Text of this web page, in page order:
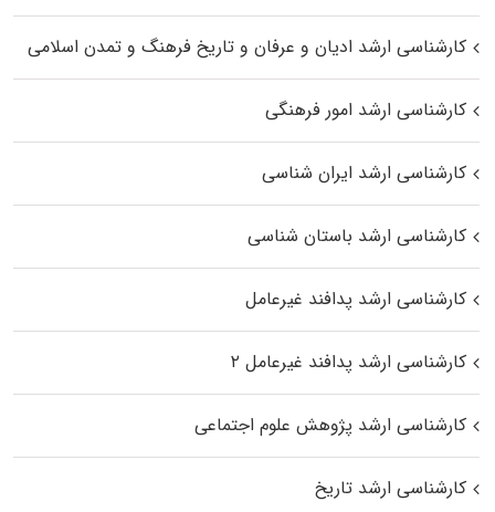
کارشناسی ارشد ادیان و عرفان و تاریخ فرهنگ و تمدن اسلامی
کارشناسی ارشد امور فرهنگی
کارشناسی ارشد ایران شناسی
کارشناسی ارشد باستان شناسی
کارشناسی ارشد پدافند غیرعامل
کارشناسی ارشد پدافند غیرعامل ۲
کارشناسی ارشد پژوهش علوم اجتماعی
کارشناسی ارشد تاریخ